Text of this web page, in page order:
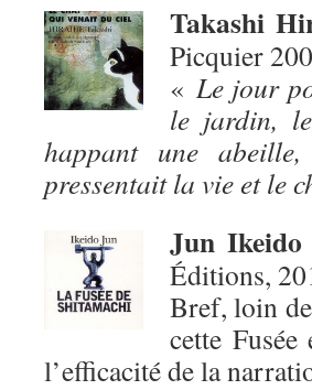
Takashi
Picquier
« Le jour
le jardin,
happant une
pressentait la vie et le
Jun Ikeido
Éditions,
Bref, loin
cette
l’efficacité de la